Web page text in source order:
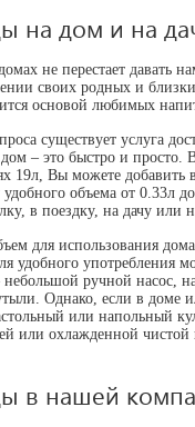
на дом и на
не перестает давать
своих родных и
основой любимых
существует услуга
дом – это быстро и просто.
19л, Вы можете добавить
объема от 0.33л
в поездку, на дачу или
для использования
удобного употребления
небольшой ручной насос,
Однако, если в доме
или напольный
или охлажденной
в нашей